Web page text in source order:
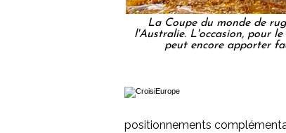
La Coupe du monde de
l'Australie. L'occasion, pour
peut encore apporter
positionnements